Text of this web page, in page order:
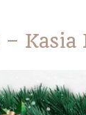
–